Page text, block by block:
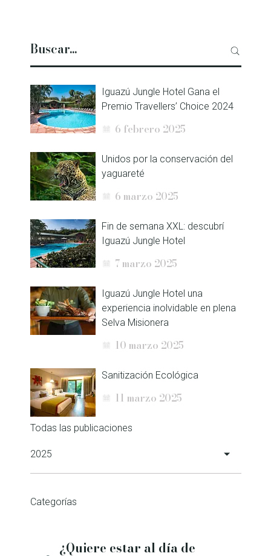
Iguazú Jungle Hotel Gana el
Premio Travellers’ Choice 2024
6 febrero 2025
Unidos por la conservación del
yaguareté
6 marzo 2025
Fin de semana XXL: descubrí
Iguazú Jungle Hotel
7 marzo 2025
Iguazú Jungle Hotel una
experiencia inolvidable en plena
Selva Misionera
10 marzo 2025
Sanitización Ecológica
11 marzo 2025
Todas las publicaciones
2025
Categorías
¿Quiere estar al día de